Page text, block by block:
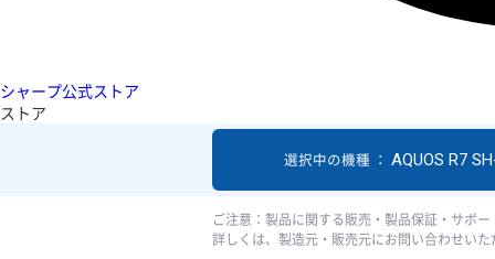
シャープ公式ストア
ストア
選択中の機種 ： AQUOS R7
ご注意：製品に関する販売・製品保証・サポ
詳しくは、製造元・販売元にお問い合わせいた